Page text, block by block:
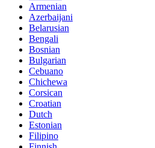
Armenian
Azerbaijani
Belarusian
Bengali
Bosnian
Bulgarian
Cebuano
Chichewa
Corsican
Croatian
Dutch
Estonian
Filipino